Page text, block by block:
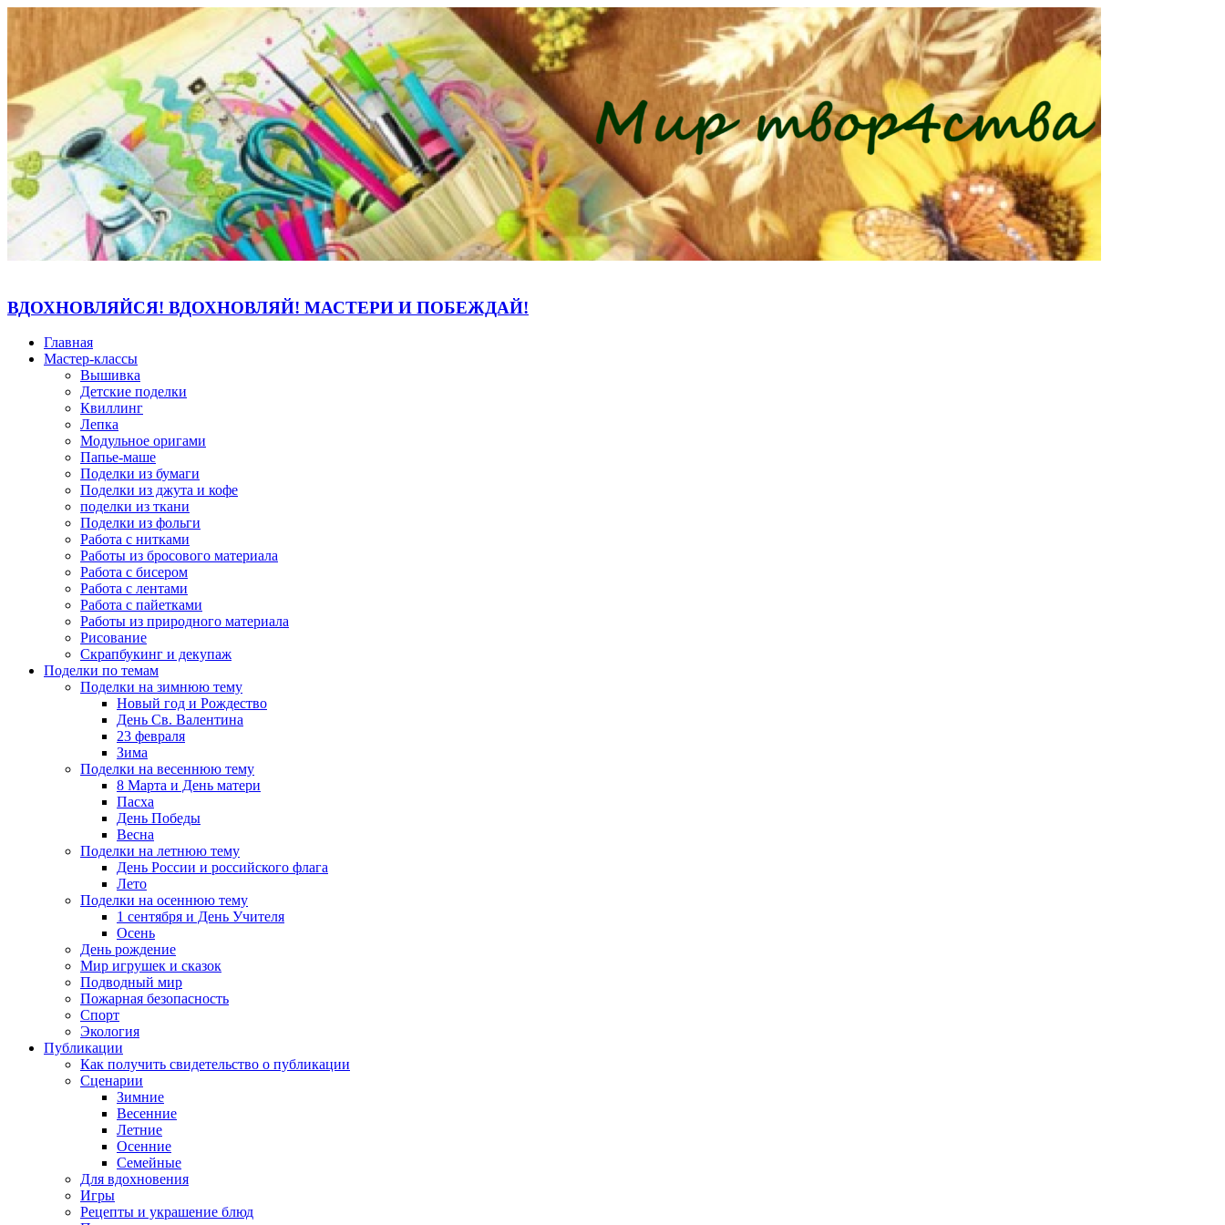
ВДОХНОВЛЯЙСЯ! ВДОХНОВЛЯЙ! МАСТЕРИ И ПОБЕЖДАЙ!
Главная
Мастер-классы
Вышивка
Детские поделки
Квиллинг
Лепка
Модульное оригами
Папье-маше
Поделки из бумаги
Поделки из джута и кофе
поделки из ткани
Поделки из фольги
Работа с нитками
Работы из бросового материала
Работа с бисером
Работа с лентами
Работа с пайетками
Работы из природного материала
Рисование
Скрапбукинг и декупаж
Поделки по темам
Поделки на зимнюю тему
Новый год и Рождество
День Св. Валентина
23 февраля
Зима
Поделки на весеннюю тему
8 Марта и День матери
Пасха
День Победы
Весна
Поделки на летнюю тему
День России и российского флага
Лето
Поделки на осеннюю тему
1 сентября и День Учителя
Осень
День рождение
Мир игрушек и сказок
Подводный мир
Пожарная безопасность
Спорт
Экология
Публикации
Как получить свидетельство о публикации
Сценарии
Зимние
Весенние
Летние
Осенние
Семейные
Для вдохновения
Игры
Рецепты и украшение блюд